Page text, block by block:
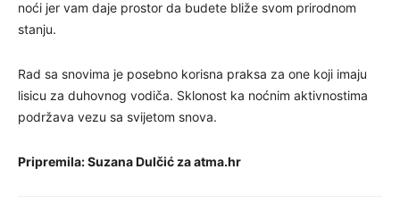
noći jer vam daje prostor da budete bliže svom prirodnom
stanju.
Rad sa snovima je posebno korisna praksa za one koji imaju
lisicu za duhovnog vodiča. Sklonost ka noćnim aktivnostima
podržava vezu sa svijetom snova.
Pripremila: Suzana Dulčić za atma.hr